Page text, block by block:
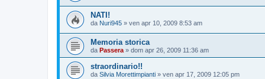
NATI!
da Nuri945 » ven apr 10, 2009 8:53 am
Memoria storica
da Passera» dom apr 26, 2009 11:36 am
straordinario!!
da Silvia Morettimpianti » ven apr 17, 2009 12:05 pm